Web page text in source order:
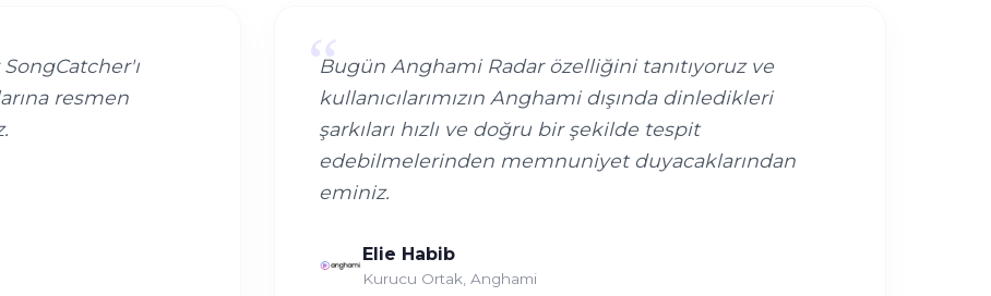
resmen
“
Bugün Anghami Radar özelliğini tanıtıyoruz ve
kullanıcılarımızın Anghami dışında dinledikleri
şarkıları hızlı ve doğru bir şekilde tespit
edebilmelerinden memnuniyet duyacaklarından
eminiz.
Elie Habib
Kurucu Ortak, Anghami